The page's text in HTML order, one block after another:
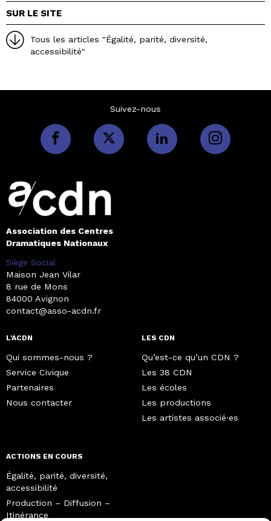
SUR LE SITE
Tous les articles "Égalité, parité, diversité,
accessibilité"
Suivez-nous
Association des Centres
Dramatiques Nationaux
Siège Social
Maison Jean Vilar
8 rue de Mons
84000 Avignon
contact@asso-acdn.fr
L'ACDN
Qui sommes-nous ?
Service Civique
Partenaires
Nous contacter
LES CDN
Qu’est-ce qu’un CDN ?
Les 38 CDN
Les écoles
Les productions
Les artistes associé·es
ACTIONS EN COURS
Égalité, parité, diversité,
accessibilité
Production – Diffusion –
Itinérance